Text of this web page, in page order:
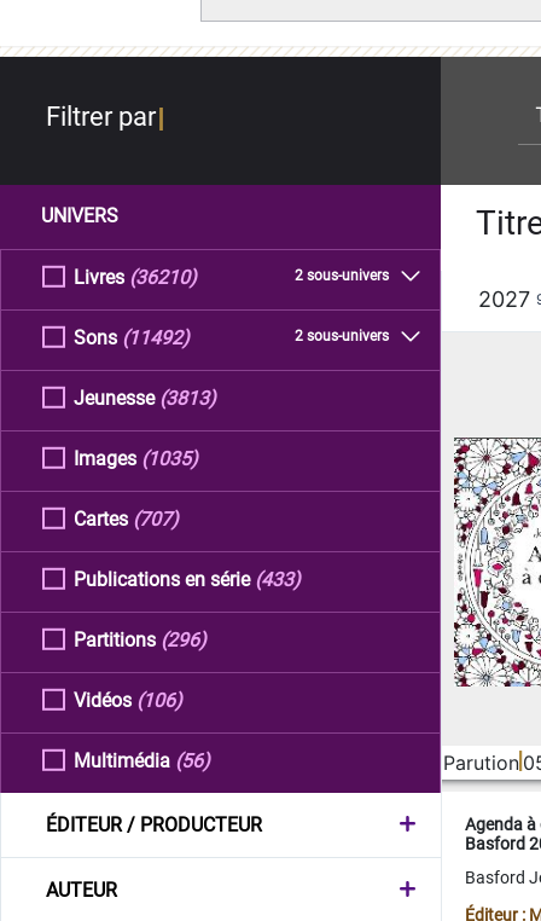
Filtrer par
UNIVERS
Livres 2 sous-univers
(36210)
Sons 2 sous-univers
(11492)
Jeunesse (3813)
Images (1035)
Cartes (707)
Publications en série (433)
Partitions (296)
Vidéos (106)
Multimédia (56)
ÉDITEUR / PRODUCTEUR
AUTEUR
2027
Parution
Agenda
Basford
Basford
Éditeur :